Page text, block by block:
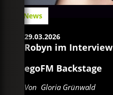
News
29.03.2026
Robyn im Interview
egoFM Backstage
Von Gloria Grünwald